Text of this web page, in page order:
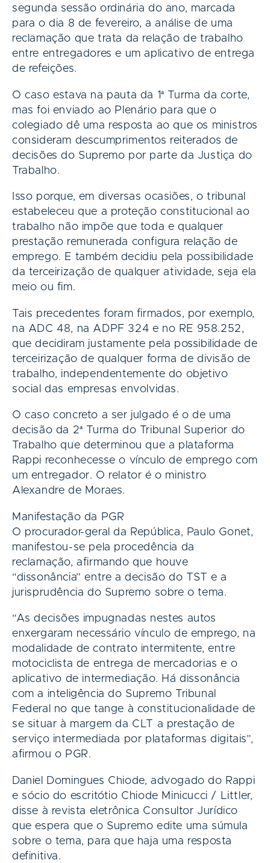
segunda sessão ordinária do ano, marcada
para o dia 8 de fevereiro, a análise de uma
reclamação que trata da relação de trabalho
entre entregadores e um aplicativo de entrega
de refeições.
O caso estava na pauta da 1ª Turma da corte,
mas foi enviado ao Plenário para que o
colegiado dê uma resposta ao que os ministros
consideram descumprimentos reiterados de
decisões do Supremo por parte da Justiça do
Trabalho.
Isso porque, em diversas ocasiões, o tribunal
estabeleceu que a proteção constitucional ao
trabalho não impõe que toda e qualquer
prestação remunerada configura relação de
emprego. E também decidiu pela possibilidade
da terceirização de qualquer atividade, seja ela
meio ou fim.
Tais precedentes foram firmados, por exemplo,
na ADC 48, na ADPF 324 e no RE 958.252,
que decidiram justamente pela possibilidade de
terceirização de qualquer forma de divisão de
trabalho, independentemente do objetivo
social das empresas envolvidas.
O caso concreto a ser julgado é o de uma
decisão da 2ª Turma do Tribunal Superior do
Trabalho que determinou que a plataforma
Rappi reconhecesse o vínculo de emprego com
um entregador. O relator é o ministro
Alexandre de Moraes.
Manifestação da PGR
O procurador-geral da República, Paulo Gonet,
manifestou-se pela procedência da
reclamação, afirmando que houve
“dissonância” entre a decisão do TST e a
jurisprudência do Supremo sobre o tema.
“As decisões impugnadas nestes autos
enxergaram necessário vínculo de emprego, na
modalidade de contrato intermitente, entre
motociclista de entrega de mercadorias e o
aplicativo de intermediação. Há dissonância
com a inteligência do Supremo Tribunal
Federal no que tange à constitucionalidade de
se situar à margem da CLT a prestação de
serviço intermediada por plataformas digitais”,
afirmou o PGR.
Daniel Domingues Chiode, advogado do Rappi
e sócio do escritótio Chiode Minicucci / Littler,
disse à revista eletrônica Consultor Jurídico
que espera que o Supremo edite uma súmula
sobre o tema, para que haja uma resposta
definitiva.